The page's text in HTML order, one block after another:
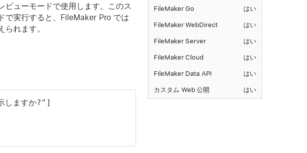
FileMaker Go はい
FileMaker WebDirect はい
FileMaker Server はい
FileMaker Cloud はい
FileMaker Data API はい
カスタム Web 公開 はい
ビューモードで使用します。このス
で実行すると、FileMaker Pro では
れます。
しますか?"]